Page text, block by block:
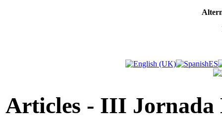
Articles - III Jornada